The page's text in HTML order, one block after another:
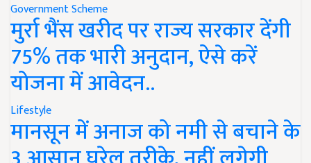
Government Scheme
मुर्रा भैंस खरीद पर राज्य सरकार देंगी
75% तक भारी अनुदान, ऐसे करें
योजना में आवेदन..
Lifestyle
मानसून में अनाज को नमी से बचाने के